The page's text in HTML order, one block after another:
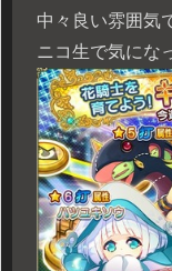
中々良い雰囲気
ニコ生で気にな